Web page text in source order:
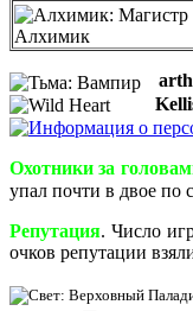
Алхимик
Охотники за
упал почти в двое
Репутация. Число
очков репутации